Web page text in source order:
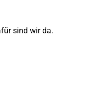
sind wir da.